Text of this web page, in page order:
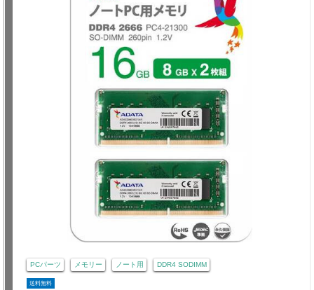
PCパーツ メモリー ノート用 DDR4 SODIMM
送料無料